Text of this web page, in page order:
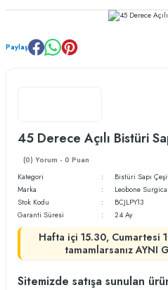
Paylaş
45 Derece Açılı Bistüri
(0) Yorum - 0 Puan
Kategori
Bistüri Sapı
Marka
Leobone
Stok Kodu
BCJLPY13
Garanti Süresi
24 Ay
Hafta içi 15.30, Cumartesi
tamamlarsanız AYNI
Sitemizde satışa sunulan